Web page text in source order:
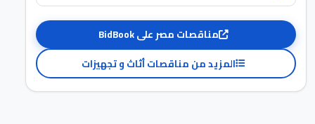
مناقصات مصر على BidBook
المزيد من مناقصات أثاث و تجهيزات